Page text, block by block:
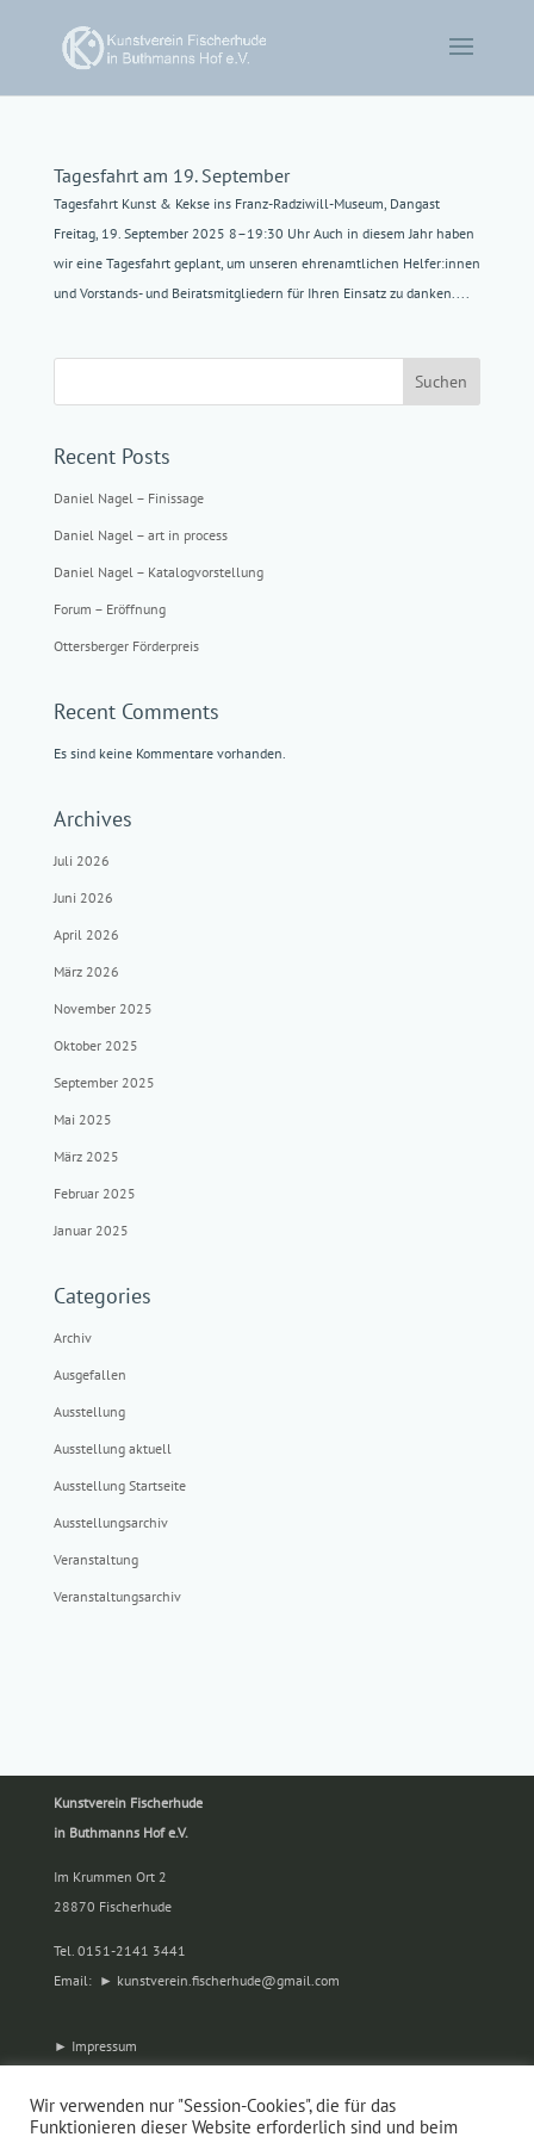
Tagesfahrt am 19. September
Tagesfahrt Kunst & Kekse ins Franz-Radziwill-Museum, Dangast
Freitag, 19. September 2025 8–19:30 Uhr Auch in diesem Jahr haben
wir eine Tagesfahrt geplant, um unseren ehrenamtlichen Helfer:innen
und Vorstands- und Beiratsmitgliedern für Ihren Einsatz zu danken....
Suchen
Recent Posts
Daniel Nagel – Finissage
Daniel Nagel – art in process
Daniel Nagel – Katalogvorstellung
Forum – Eröffnung
Ottersberger Förderpreis
Recent Comments
Es sind keine Kommentare vorhanden.
Archives
Juli 2026
Juni 2026
April 2026
März 2026
November 2025
Oktober 2025
September 2025
Mai 2025
März 2025
Februar 2025
Januar 2025
Categories
Archiv
Ausgefallen
Ausstellung
Ausstellung aktuell
Ausstellung Startseite
Ausstellungsarchiv
Veranstaltung
Veranstaltungsarchiv
Kunstverein Fischerhude
in Buthmanns Hof e.V.
Im Krummen Ort 2
28870 Fischerhude
Tel. 0151-2141 3441
Email:
kunstverein.fischerhude@gmail.com
Impressum
Wir verwenden nur "Session-Cookies", die für das
Funktionieren dieser Website erforderlich sind und beim